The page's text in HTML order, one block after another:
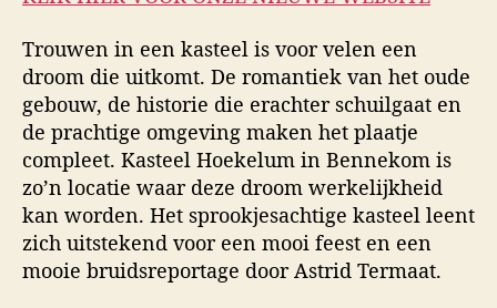
Trouwen in een kasteel is voor velen een
droom die uitkomt. De romantiek van het oude
gebouw, de historie die erachter schuilgaat en
de prachtige omgeving maken het plaatje
compleet. Kasteel Hoekelum in Bennekom is
zo’n locatie waar deze droom werkelijkheid
kan worden. Het sprookjesachtige kasteel leent
zich uitstekend voor een mooi feest en een
mooie bruidsreportage door Astrid Termaat.